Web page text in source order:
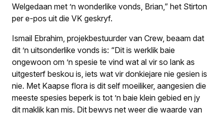
Welgedaan met ’n wonderlike vonds, Brian,” het Stirton
per e-pos uit die VK geskryf.
Ismail Ebrahim, projekbestuurder van Crew, beaam dat
dit ’n uitsonderlike vonds is: “Dit is werklik baie
ongewoon om ’n spesie te vind wat al vir so lank as
uitgesterf beskou is, iets wat vir donkiejare nie gesien is
nie. Met Kaapse flora is dit self moeiliker, aangesien die
meeste spesies beperk is tot ’n baie klein gebied en jy
dit maklik kan mis. Dit bewys net weer die waarde van